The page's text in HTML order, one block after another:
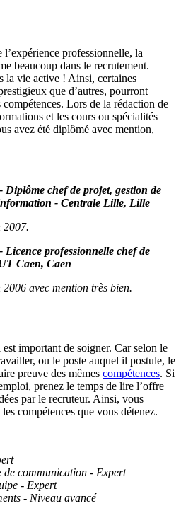
professionnelle, la
beaucoup dans le recrutement.
la vie active ! Ainsi, certaines
que d’autres, pourront
Lors de la rédaction de
et les cours ou spécialités
avez été diplômé avec mention,
Diplôme chef de projet, gestion de
- Centrale Lille, Lille
2007.
Licence professionnelle chef de
Caen, Caen
avec mention très bien.
important de soigner. Car selon le
ou le poste auquel il postule, le
preuve des mêmes compétences. Si
prenez le temps de lire l’offre
par le recruteur. Ainsi, vous
compétences que vous détenez.
de communication - Expert
- Expert
- Niveau avancé